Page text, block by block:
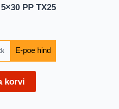
PP TX25
korvi